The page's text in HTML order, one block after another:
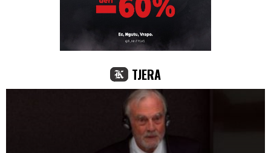
TJERA